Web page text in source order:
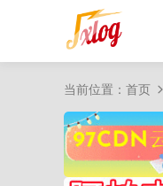
当前位置： 首页